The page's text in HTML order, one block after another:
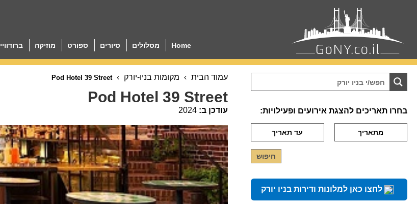
Home מסלולים סיורים ספורט מוזיקה ברודוויי
עמוד הבית מקומות בניו-יורק Pod Hotel 39 Street
Pod Hotel 39 Street
עודכן ב: 2024 בחרו תאריכים להצגת אירועים ופעילויות:
לחצו כאן למלונות ודירות בניו יורק